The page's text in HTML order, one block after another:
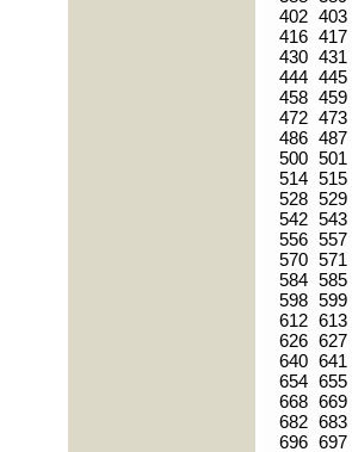
402 403
416 417
430 431
444 445
458 459
472 473
486 487
500 501
514 515
528 529
542 543
556 557
570 571
584 585
598 599
612 613
626 627
640 641
654 655
668 669
682 683
696 697